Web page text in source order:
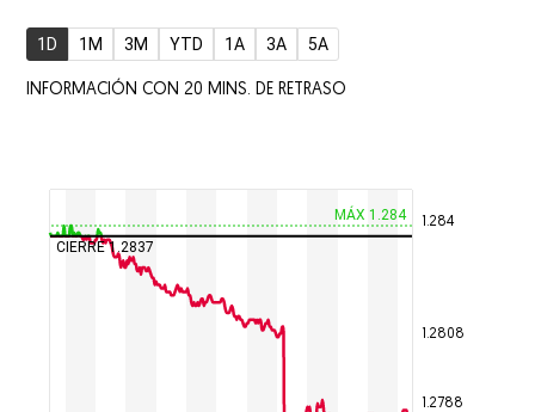
1D 1M 3M YTD 1A 3A 5A
INFORMACIÓN CON 20 MINS. DE RETRASO
MÁX 1.284
CIERRE 1.2837
1.2788
1.2808
1.284